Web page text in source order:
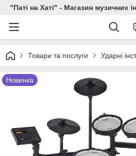
"Паті на Хаті" - Магазин музичних
Товари та послуги Ударні
Новинка